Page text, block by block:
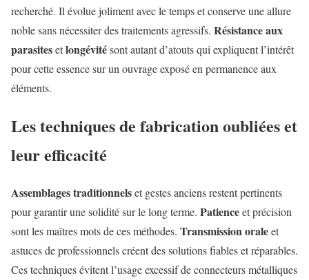
recherché. Il évolue joliment avec le temps et conserve une allure
noble sans nécessiter des traitements agressifs. Résistance aux
parasitesetlongévitésont autant d’atouts qui expliquent l’intérêt
pour cette essence sur un ouvrage exposé en permanence aux
éléments.
Les techniques de fabrication oubliées et
leur efficacité
Assemblages traditionnelset gestes anciens restent pertinents
pour garantir une solidité sur le long terme. Patienceet précision
sont les maîtres mots de ces méthodes. Transmission oraleet
astuces de professionnels créent des solutions fiables et réparables.
Ces techniques évitent l’usage excessif de connecteurs métalliques